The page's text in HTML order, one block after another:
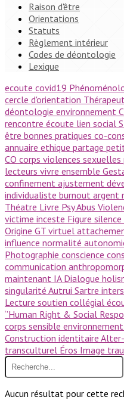
Raison d'être
Orientations
Statuts
Règlement intérieur
Codes de déontologie
Lexique
ecoute covid19
cercle d'orientation
déontologie environnement
rencontre écoute lien social
être bonnes pratiques co-
annuaire ethique partage
CO corps violences sexuelles
lecteurs vivre ensemble
confinement ajustement
individualiste burnout argent
Théatre Livre PsyAbus
victime inceste Figure silence
Origine GT virtuel
influence normalité
Photographie conscience
communication
maintenant IA Dialogue
singularité Autrui Sartre
Lecture soutien collégial
‘’Human Right & Social
corps sensible
Construction identitaire
transculturel Éros Image
Aucun résultat pour cette